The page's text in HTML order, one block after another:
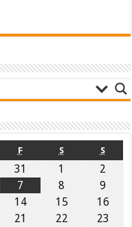
F S S
31 1
2
7 8
9
14 15
16
21 22
23